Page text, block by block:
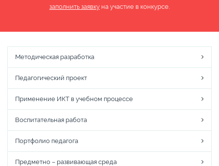
заполнить заявку на участие в конкурсе.
Методическая разработка
Педагогический проект
Применение ИКТ в учебном процессе
Воспитательная работа
Портфолио педагога
Предметно – развивающая среда